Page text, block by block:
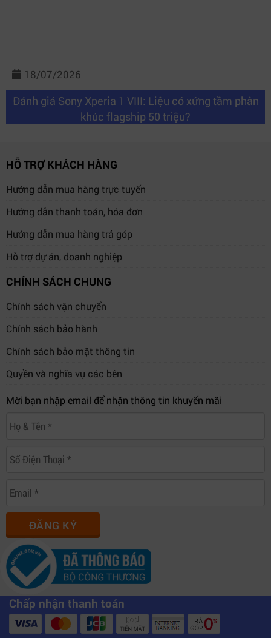
18/07/2026
Đánh giá Sony Xperia 1 VIII: Liệu có xứng tầm phân
khúc flagship 50 triệu?
HỖ TRỢ KHÁCH HÀNG
Hướng dẫn mua hàng trực tuyến
Hướng dẫn thanh toán, hóa đơn
Hướng dẫn mua hàng trả góp
Hỗ trợ dự án, doanh nghiệp
CHÍNH SÁCH CHUNG
Chính sách vận chuyển
Chính sách bảo hành
Chính sách bảo mật thông tin
Quyền và nghĩa vụ các bên
Mời bạn nhập email để nhận thông tin khuyến mãi
ĐĂNG KÝ
Chấp nhận thanh toán